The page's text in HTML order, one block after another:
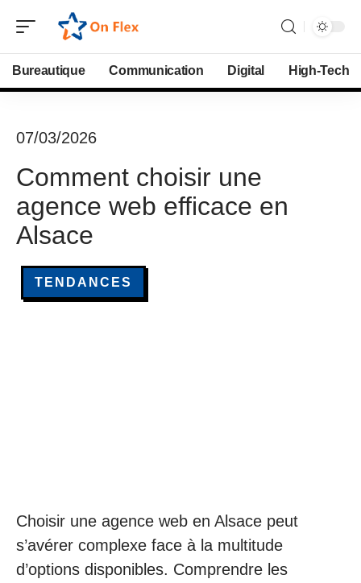
Bureautique Communication Digital High-Tech
07/03/2026
Comment choisir une
agence web efficace en
Alsace
TENDANCES
Choisir une agence web en Alsace peut
s’avérer complexe face à la multitude
d’options disponibles. Comprendre les